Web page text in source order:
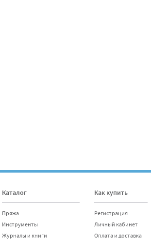
Каталог
Пряжа
Инструменты
Журналы и книги
Как купить
Регистрация
Личный кабинет
Оплата и доставка